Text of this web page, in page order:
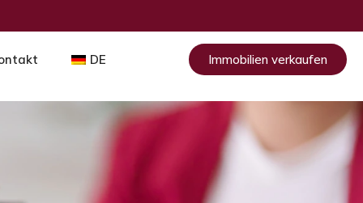
DE Immobilien verkaufen